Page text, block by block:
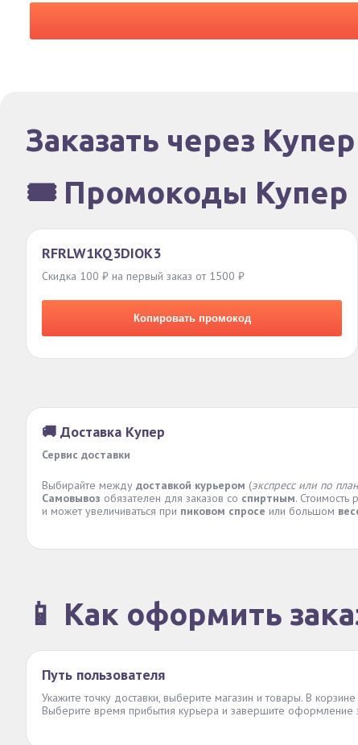
Заказать через Купер
🎟️ Промокоды Купер
RFRLW1KQ3DIOK3
Скидка 100 ₽ на первый заказ от 1500 ₽
Копировать промокод
🚚 Доставка Купер
Сервис доставки
Выбирайте между доставкой курьером (экспресс или по
Самовывоз обязателен для заказов со спиртным. Стоимость
и может увеличиваться при пиковом спросе или большом
📱 Как оформить
Путь пользователя
Укажите точку доставки, выберите магазин и товары. В корзине
Выберите время прибытия курьера и завершите оформление